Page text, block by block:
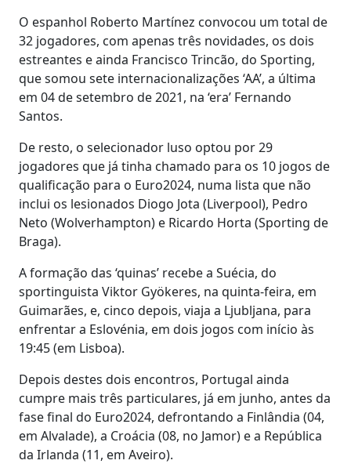
O espanhol Roberto Martínez convocou um total de
32 jogadores, com apenas três novidades, os dois
estreantes e ainda Francisco Trincão, do Sporting,
que somou sete internacionalizações ‘AA’, a última
em 04 de setembro de 2021, na ‘era’ Fernando
Santos.
De resto, o selecionador luso optou por 29
jogadores que já tinha chamado para os 10 jogos de
qualificação para o Euro2024, numa lista que não
inclui os lesionados Diogo Jota (Liverpool), Pedro
Neto (Wolverhampton) e Ricardo Horta (Sporting de
Braga).
A formação das ‘quinas’ recebe a Suécia, do
sportinguista Viktor Gyökeres, na quinta-feira, em
Guimarães, e, cinco depois, viaja a Ljubljana, para
enfrentar a Eslovénia, em dois jogos com início às
19:45 (em Lisboa).
Depois destes dois encontros, Portugal ainda
cumpre mais três particulares, já em junho, antes da
fase final do Euro2024, defrontando a Finlândia (04,
em Alvalade), a Croácia (08, no Jamor) e a República
da Irlanda (11, em Aveiro).